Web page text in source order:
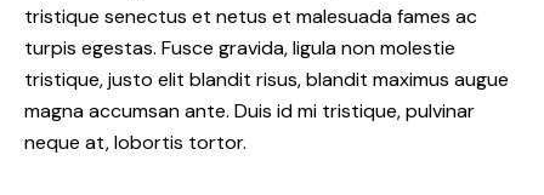
tristique senectus et netus et malesuada fames ac
turpis egestas. Fusce gravida, ligula non molestie
tristique, justo elit blandit risus, blandit maximus augue
magna accumsan ante. Duis id mi tristique, pulvinar
neque at, lobortis tortor.